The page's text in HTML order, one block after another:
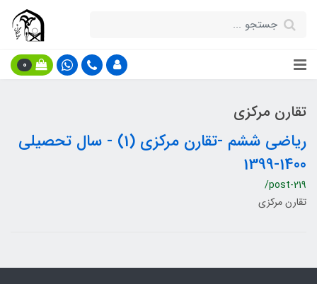
0
تقارن مرکزی
ریاضی ششم -تقارن مرکزی (1) - سال تحصیلی
1400-1399
/post-219
تقارن مرکزی